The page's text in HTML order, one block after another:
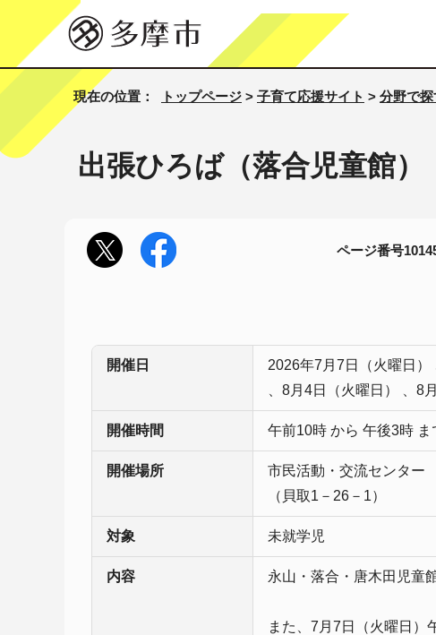
現在の位置： トップページ > 子育て応援サイト > 分野で探
出張ひろば（落合児童館）
ページ番号
開催日
2026年7月7日（火曜日）
、8月4日（火曜日） 、8
開催時間 午前10時 から 午後3時 ま
開催場所
市民活動・交流センター
（貝取1－26－1）
対象 未就学児
内容 永山・落合・唐木田児童
また、7月7日（火曜日）